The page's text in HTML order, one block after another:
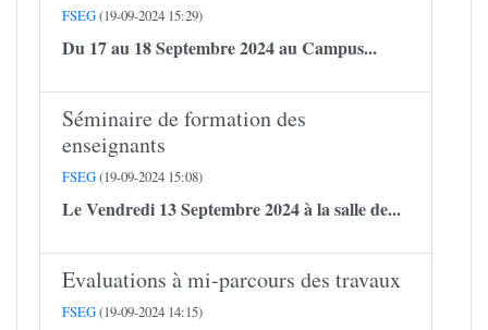
FSEG(19-09-2024 15:29)
Du 17 au 18 Septembre 2024 au Campus...
Séminaire de formation des
enseignants
FSEG(19-09-2024 15:08)
Le Vendredi 13 Septembre 2024 à la salle de...
Evaluations à mi-parcours des travaux
FSEG(19-09-2024 14:15)